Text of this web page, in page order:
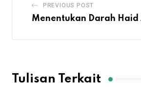
PREVIOUS POST
Menentukan Darah Haid
Tulisan Terkait